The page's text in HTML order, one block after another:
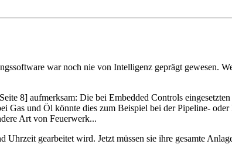
war noch nie von Intelligenz geprägt gewesen.
8] aufmerksam: Die bei Embedded Controls
Gas und Öl könnte dies zum Beispiel bei der Pipeline-
Art von Feuerwerk...
gearbeitet wird. Jetzt müssen sie ihre gesamte